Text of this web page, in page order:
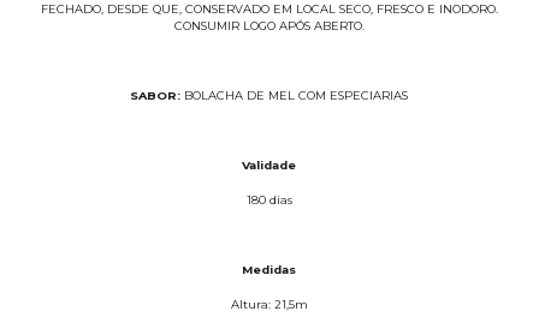
FECHADO, DESDE QUE, CONSERVADO EM LOCAL SECO, FRESCO E INODORO.
CONSUMIR LOGO APÓS ABERTO.
SABOR: BOLACHA DE MEL COM ESPECIARIAS
Validade
180 dias
Medidas
Altura: 21,5m